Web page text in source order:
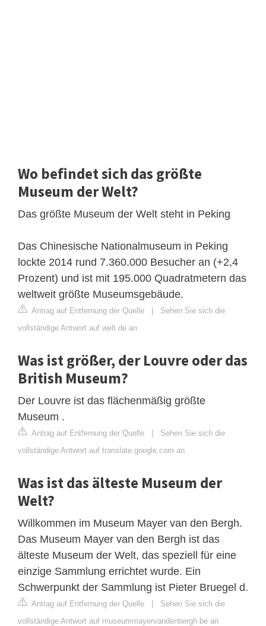
Wo befindet sich das größte
Museum der Welt?
Das größte Museum der Welt steht in Peking
Das Chinesische Nationalmuseum in Peking
lockte 2014 rund 7.360.000 Besucher an (+2,4
Prozent) und ist mit 195.000 Quadratmetern das
weltweit größte Museumsgebäude.
Antrag auf Entfernung der Quelle | Sehen Sie sich die
vollständige Antwort auf welt.de an
Was ist größer, der Louvre oder das
British Museum?
Der Louvre ist das flächenmäßig größte
Museum .
Antrag auf Entfernung der Quelle | Sehen Sie sich die
vollständige Antwort auf translate.google.com an
Was ist das älteste Museum der
Welt?
Willkommen im Museum Mayer van den Bergh.
Das Museum Mayer van den Bergh ist das
älteste Museum der Welt, das speziell für eine
einzige Sammlung errichtet wurde. Ein
Schwerpunkt der Sammlung ist Pieter Bruegel d.
Antrag auf Entfernung der Quelle | Sehen Sie sich die
vollständige Antwort auf museummayervandenbergh.be an